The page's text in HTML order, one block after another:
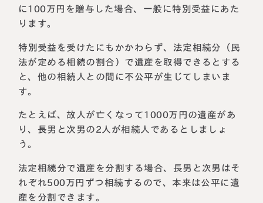
に100万円を贈与した場合、一般に特別受益にあた
ります。
特別受益を受けたにもかかわらず、法定相続分（民
法が定める相続の割合）で遺産を取得できるとする
と、他の相続人との間に不公平が生じてしまいま
す。
たとえば、故人が亡くなって1000万円の遺産があ
り、長男と次男の2人が相続人であるとしましょ
う。
法定相続分で遺産を分割する場合、長男と次男はそ
れぞれ500万円ずつ相続するので、本来は公平に遺
産を分割できます。